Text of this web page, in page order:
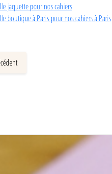
jaquette pour nos cahiers
boutique à Paris pour nos cahiers à Paris